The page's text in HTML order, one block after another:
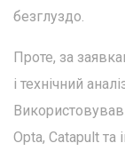
безглуздо.
Проте, за
і технічний
Opta, Catapult та